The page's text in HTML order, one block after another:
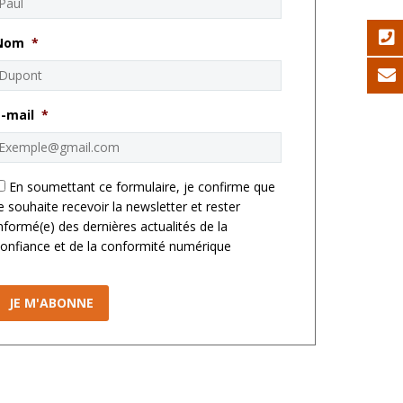
*
mail *
* En soumettant ce formulaire, je confirme que
souhaite recevoir la newsletter et rester
des dernières actualités de la
et de la conformité numérique